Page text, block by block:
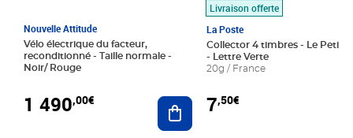
Nouvelle Attitude
Vélo électrique du facteur,
reconditionné - Taille normale -
Noir/ Rouge
1 490,00€ Ajouter au panier
Livraison offerte
La Poste
Collector 4 timbres - Le Petit
- Lettre Verte
20g / France
7,50€